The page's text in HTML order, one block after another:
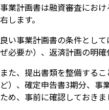
事業計画書は融資審査にお
右します。
良い事業計画書の条件とし
ぜ必要か）、返済計画の明
また、提出書類を整備する
ど）、確定申告書3期分、事
ため、事前に確認しておきま